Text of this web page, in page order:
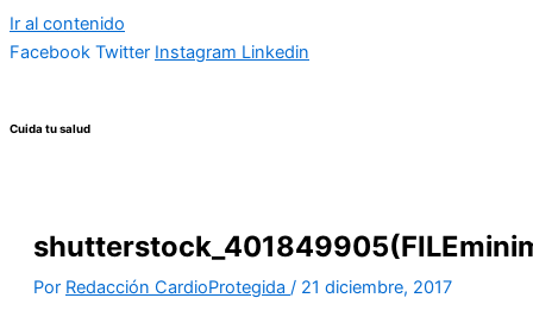
Ir al contenido
Facebook Twitter Instagram Linkedin
Cuida tu salud
Por Redacción CardioProtegida / 21 diciembre, 2017